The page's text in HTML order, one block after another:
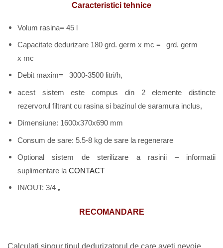
Caracteristici tehnice
Volum rasina= 45 l
Capacitate dedurizare 180 grd. germ x mc =
grd. germ
x mc
Debit maxim= 3000-3500 litri/h,
acest sistem este compus din 2 elemente distincte
rezervorul filtrant cu rasina si bazinul de saramura inclus,
Dimensiune: 1600x370x690 mm
Consum de sare: 5.5-8 kg de sare la regenerare
Optional sistem de sterilizare a rasinii – informatii
suplimentare la CONTACT
IN/OUT: 3/4 „
RECOMANDARE